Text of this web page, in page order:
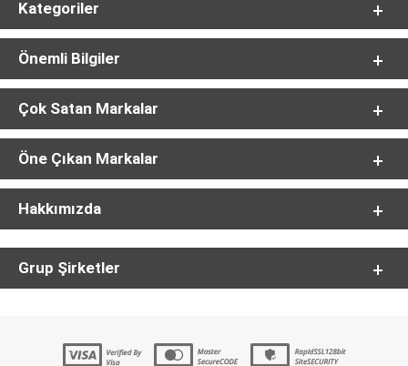
Kategoriler
Önemli Bilgiler
Çok Satan Markalar
Öne Çıkan Markalar
Hakkımızda
Grup Şirketler